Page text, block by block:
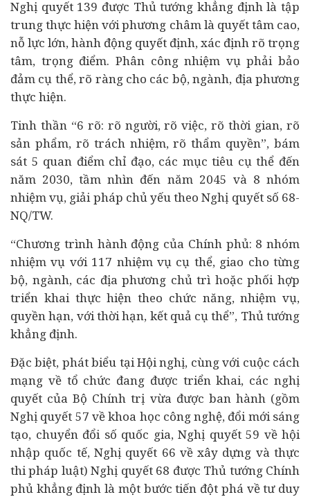
Nghị quyết 139 được Thủ tướng khẳng định là tập
trung thực hiện với phương châm là quyết tâm cao,
nỗ lực lớn, hành động quyết định, xác định rõ trọng
tâm, trọng điểm. Phân công nhiệm vụ phải bảo
đảm cụ thể, rõ ràng cho các bộ, ngành, địa phương
thực hiện.
Tinh thần “6 rõ: rõ người, rõ việc, rõ thời gian, rõ
sản phẩm, rõ trách nhiệm, rõ thẩm quyền”, bám
sát 5 quan điểm chỉ đạo, các mục tiêu cụ thể đến
năm 2030, tầm nhìn đến năm 2045 và 8 nhóm
nhiệm vụ, giải pháp chủ yếu theo Nghị quyết số 68-
NQ/TW.
“Chương trình hành động của Chính phủ: 8 nhóm
nhiệm vụ với 117 nhiệm vụ cụ thể, giao cho từng
bộ, ngành, các địa phương chủ trì hoặc phối hợp
triển khai thực hiện theo chức năng, nhiệm vụ,
quyền hạn, với thời hạn, kết quả cụ thể”, Thủ tướng
khẳng định.
Đặc biệt, phát biểu tại Hội nghị, cùng với cuộc cách
mạng về tổ chức đang được triển khai, các nghị
quyết của Bộ Chính trị vừa được ban hành (gồm
Nghị quyết 57 về khoa học công nghệ, đổi mới sáng
tạo, chuyển đổi số quốc gia, Nghị quyết 59 về hội
nhập quốc tế, Nghị quyết 66 về xây dựng và thực
thi pháp luật) Nghị quyết 68 được Thủ tướng Chính
phủ khẳng định là một bước tiến đột phá về tư duy